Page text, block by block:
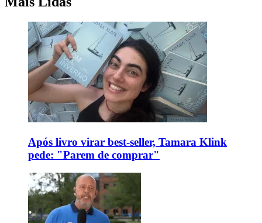
Após livro virar best-seller, Tamara Klink
pede: "Parem de comprar"